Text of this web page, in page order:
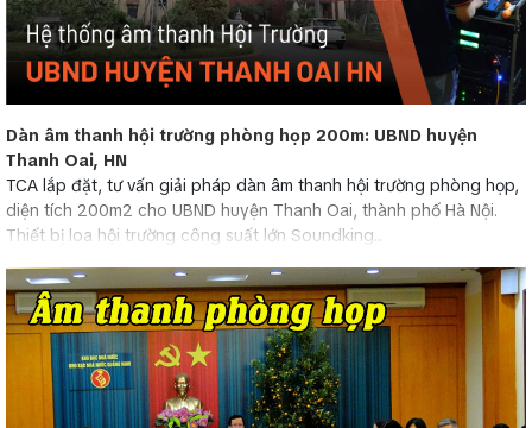
Dàn âm thanh hội trường phòng họp 200m: UBND huyện
Thanh Oai, HN
TCA lắp đặt, tư vấn giải pháp dàn âm thanh hội trường phòng họp,
diện tích 200m2 cho UBND huyện Thanh Oai, thành phố Hà Nội.
Thiết bị loa hội trường công suất lớn Soundking...